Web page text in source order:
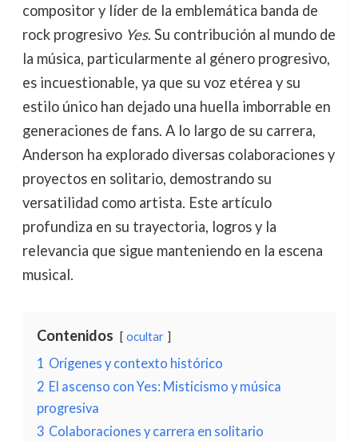
compositor y líder de la emblemática banda de
rock progresivo Yes. Su contribución al mundo de
la música, particularmente al género progresivo,
es incuestionable, ya que su voz etérea y su
estilo único han dejado una huella imborrable en
generaciones de fans. A lo largo de su carrera,
Anderson ha explorado diversas colaboraciones y
proyectos en solitario, demostrando su
versatilidad como artista. Este artículo
profundiza en su trayectoria, logros y la
relevancia que sigue manteniendo en la escena
musical.
Contenidos ocultar
1 Orígenes y contexto histórico
2 El ascenso con Yes: Misticismo y música
progresiva
3 Colaboraciones y carrera en solitario